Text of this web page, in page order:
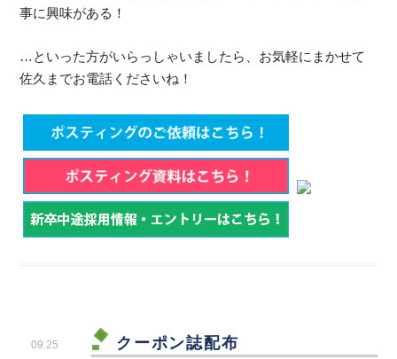
事に興味がある！
…といった方がいらっしゃいましたら、お気軽にまかせて
佐久までお電話くださいね！
クーポン誌配布
09.25